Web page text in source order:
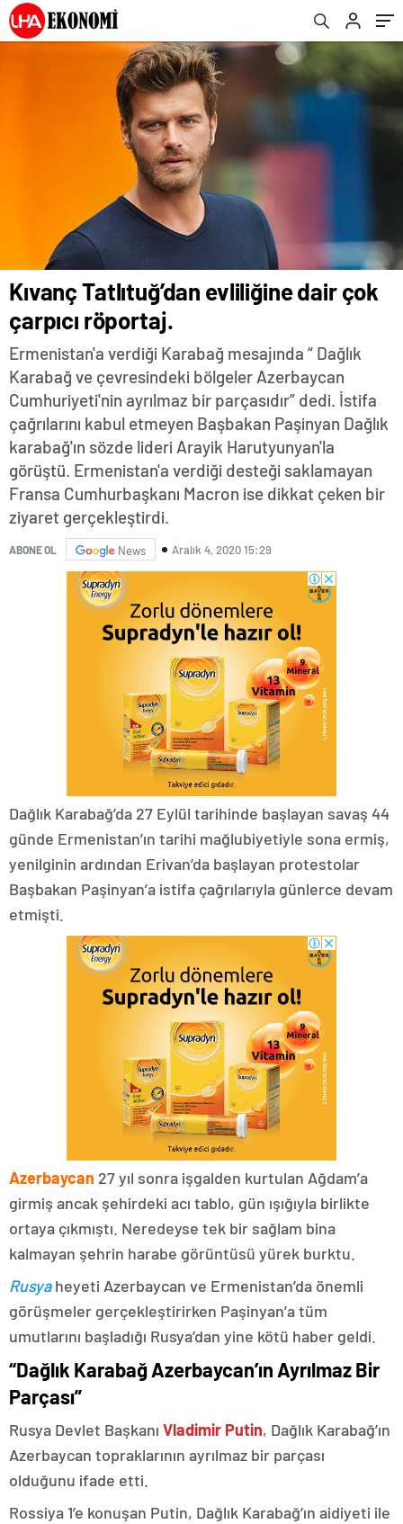
Kıvanç Tatlıtuğ’dan evliliğine dair çok
çarpıcı röportaj.
Ermenistan'a verdiği Karabağ mesajında “ Dağlık
Karabağ ve çevresindeki bölgeler Azerbaycan
Cumhuriyeti'nin ayrılmaz bir parçasıdır” dedi. İstifa
çağrılarını kabul etmeyen Başbakan Paşinyan Dağlık
karabağ'ın sözde lideri Arayik Harutyunyan'la
görüştü. Ermenistan'a verdiği desteği saklamayan
Fransa Cumhurbaşkanı Macron ise dikkat çeken bir
ziyaret gerçekleştirdi.
ABONE OL News Aralık 4, 2020 15:29
Dağlık Karabağ’da 27 Eylül tarihinde başlayan savaş 44
günde Ermenistan’ın tarihi mağlubiyetiyle sona ermiş,
yenilginin ardından Erivan’da başlayan protestolar
Başbakan Paşinyan’a istifa çağrılarıyla günlerce devam
etmişti.
Azerbaycan 27 yıl sonra işgalden kurtulan Ağdam’a
girmiş ancak şehirdeki acı tablo, gün ışığıyla birlikte
ortaya çıkmıştı. Neredeyse tek bir sağlam bina
kalmayan şehrin harabe görüntüsü yürek burktu.
Rusyaheyeti Azerbaycan ve Ermenistan’da önemli
görüşmeler gerçekleştirirken Paşinyan’a tüm
umutlarını başladığı Rusya’dan yine kötü haber geldi.
“Dağlık Karabağ Azerbaycan’ın Ayrılmaz Bir
Parçası”
Rusya Devlet Başkanı Vladimir Putin, Dağlık Karabağ’ın
Azerbaycan topraklarının ayrılmaz bir parçası
olduğunu ifade etti.
Rossiya 1’e konuşan Putin, Dağlık Karabağ’ın aidiyeti ile